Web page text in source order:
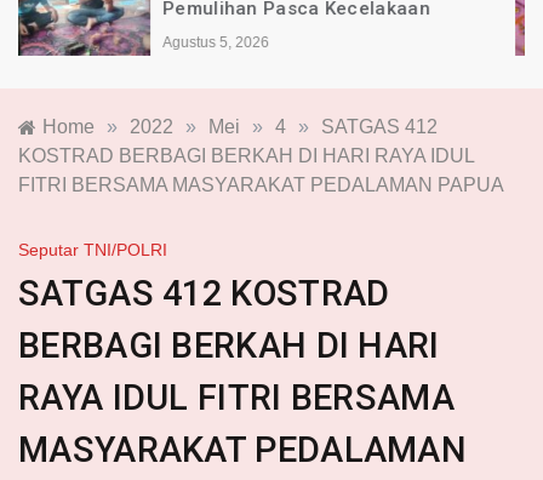
Indonesia Alami Luka
Agustus 4, 2026
Home » 2022 » Mei » 4 »
SATGAS 412
KOSTRAD BERBAGI BERKAH DI HARI RAYA IDUL
FITRI BERSAMA MASYARAKAT PEDALAMAN PAPUA
Seputar TNI/POLRI
SATGAS 412 KOSTRAD
BERBAGI BERKAH DI HARI
RAYA IDUL FITRI BERSAMA
MASYARAKAT PEDALAMAN